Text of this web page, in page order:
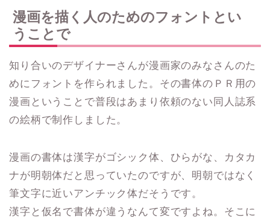
漫画を描く人のためのフォントとい
うことで
知り合いのデザイナーさんが漫画家のみなさんのた
めにフォントを作られました。その書体のＰＲ用の
漫画ということで普段はあまり依頼のない同人誌系
の絵柄で制作しました。
漫画の書体は漢字がゴシック体、ひらがな、カタカ
ナが明朝体だと思っていたのですが、明朝ではなく
筆文字に近いアンチック体だそうです。
漢字と仮名で書体が違うなんて変ですよね。そこに